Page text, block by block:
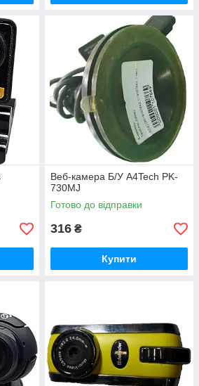
Веб-камера Б/У A4Tech PK-
730MJ
Готово до відправки
316 ₴
Купити